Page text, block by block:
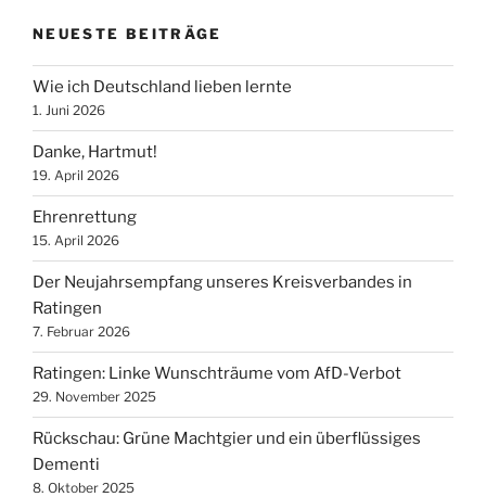
NEUESTE BEITRÄGE
Wie ich Deutschland lieben lernte
1. Juni 2026
Danke, Hartmut!
19. April 2026
Ehrenrettung
15. April 2026
Der Neujahrsempfang unseres Kreisverbandes in
Ratingen
7. Februar 2026
Ratingen: Linke Wunschträume vom AfD-Verbot
29. November 2025
Rückschau: Grüne Machtgier und ein überflüssiges
Dementi
8. Oktober 2025